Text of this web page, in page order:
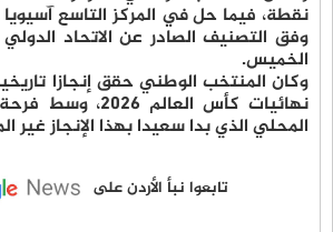
نقطة، فيما حل في المركز التاسع آسيويا
وفق التصنيف الصادر عن الاتحاد الدولي
الخميس.
وكان المنتخب الوطني حقق إنجازا
نهائيات كأس العالم
المحلي الذي بدا سعيدا بهذا الإنجاز غير
تابعوا نبأ الأردن على